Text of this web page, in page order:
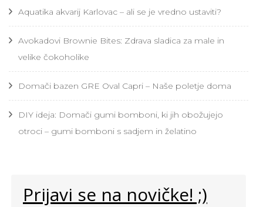
Aquatika akvarij Karlovac – ali se je vredno ustaviti?
Avokadovi Brownie Bites: Zdrava sladica za male in
velike čokoholike
Domači bazen GRE Oval Capri – Naše poletje doma
DIY ideja: Domači gumi bomboni, ki jih obožujejo
otroci – gumi bomboni s sadjem in želatino
Prijavi se na novičke! ;)